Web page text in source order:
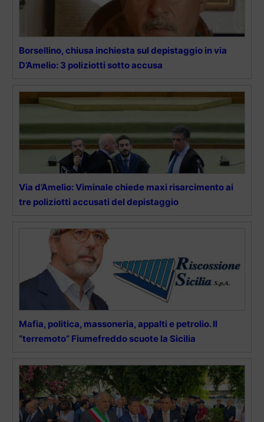
Borsellino, chiusa inchiesta sul depistaggio in via
D’Amelio: 3 poliziotti sotto accusa
Via d’Amelio: Viminale chiede maxi risarcimento ai
tre poliziotti accusati del depistaggio
Mafia, politica, massoneria, appalti e petrolio. Il
“terremoto” Fiumefreddo scuote la Sicilia